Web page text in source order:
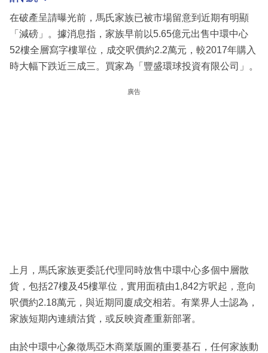
在破產呈請曝光前，馬氏家族已被市場留意到近期有明顯
「減磅」。據消息指，家族早前以5.65億元出售中環中心
52樓全層寫字樓單位，成交呎價約2.2萬元，較2017年購入
時大幅下跌近三成三。買家為「豐盛環球投資有限公司」。
廣告
上月，馬氏家族更委託代理同時放售中環中心多個中層散
貨，包括27樓及45樓單位，實用面積由1,842方呎起，意向
呎價約2.18萬元，與近期同廈成交相若。有業界人士認為，
家族短期內連續沽貨，或反映資產重新部署。
由於中環中心象徵馬亞木商業版圖的重要基石，任何家族動